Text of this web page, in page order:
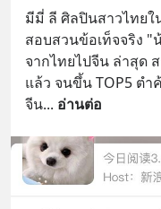
มีมี่ ลี ศิลปินสาวไทย
สอบสวนข้อเท็จจริง "
จากไทยไปจีน ล่าสุด
แล้ว จนขึ้น TOP5 ต
จีน... อ่านต่อ